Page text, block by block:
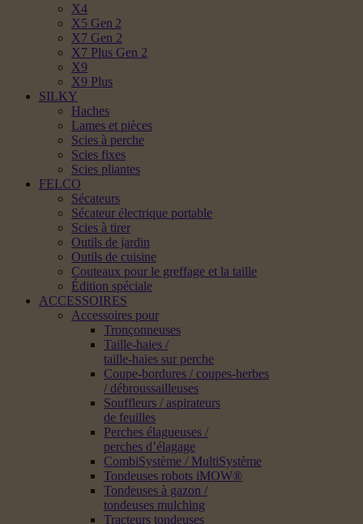
X4
X5 Gen 2
X7 Gen 2
X7 Plus Gen 2
X9
X9 Plus
SILKY
Haches
Lames et pièces
Scies à perche
Scies fixes
Scies pliantes
FELCO
Sécateurs
Sécateur électrique portable
Scies à tirer
Outils de jardin
Outils de cuisine
Couteaux pour le greffage et la taille
Édition spéciale
ACCESSOIRES
Accessoires pour
Tronçonneuses
Taille-haies /
taille-haies sur perche
Coupe-bordures / coupes-herbes
/ débroussailleuses
Souffleurs / aspirateurs
de feuilles
Perches élagueuses /
perches d’élagage
CombiSystème / MultiSystème
Tondeuses robots iMOW®
Tondeuses à gazon /
tondeuses mulching
Tracteurs tondeuses